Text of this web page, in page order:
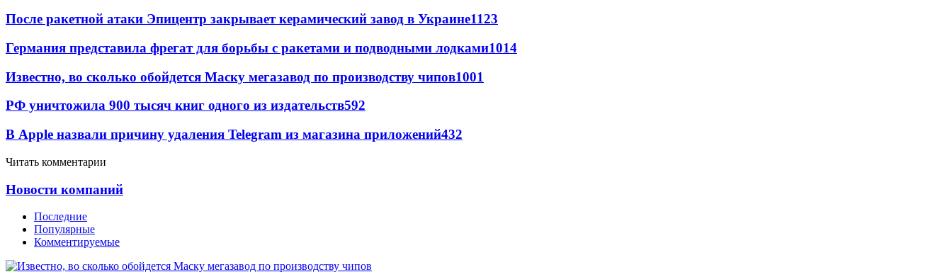
После ракетной атаки Эпицентр закрывает керамический завод в Украине1123
Германия представила фрегат для борьбы с ракетами и подводными лодками1014
Известно, во сколько обойдется Маску мегазавод по производству чипов1001
РФ уничтожила 900 тысяч книг одного из издательств592
В Apple назвали причину удаления Telegram из магазина приложений432
Читать комментарии
Новости компаний
Последние
Популярные
Комментируемые